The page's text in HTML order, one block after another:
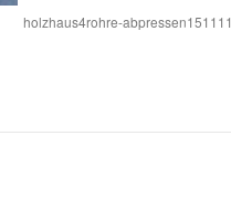
holzhaus4rohre-abpressen151111